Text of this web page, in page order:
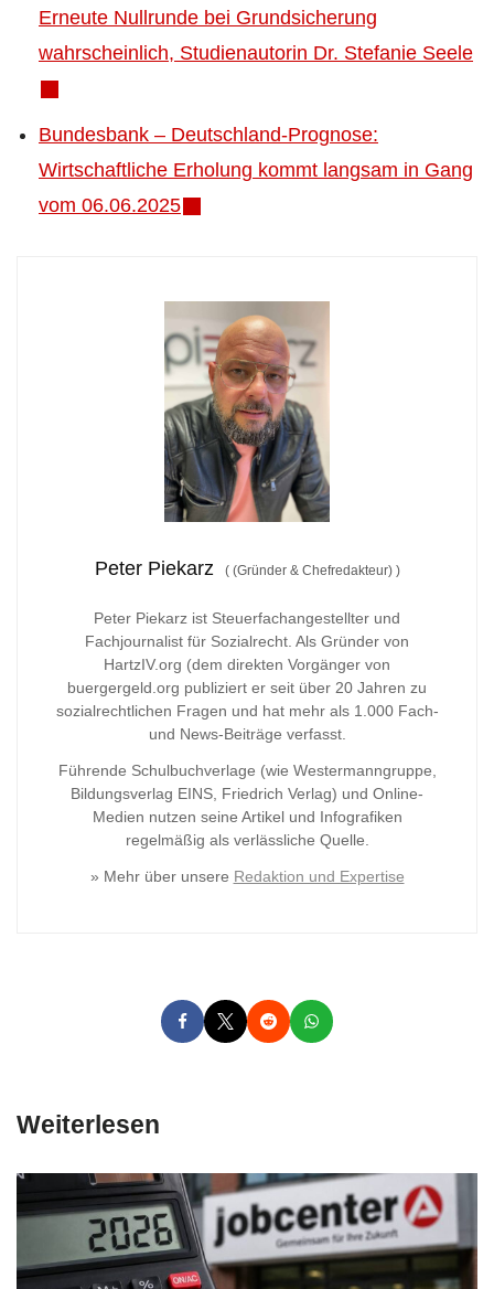
Erneute Nullrunde bei Grundsicherung
wahrscheinlich, Studienautorin Dr. Stefanie Seele
Bundesbank – Deutschland-Prognose:
Wirtschaftliche Erholung kommt langsam in Gang
vom 06.06.2025
Peter Piekarz ((Gründer & Chefredakteur) )
Peter Piekarz ist Steuerfachangestellter und
Fachjournalist für Sozialrecht. Als Gründer von
HartzIV.org (dem direkten Vorgänger von
buergergeld.org publiziert er seit über 20 Jahren zu
sozialrechtlichen Fragen und hat mehr als 1.000 Fach-
und News-Beiträge verfasst.
Führende Schulbuchverlage (wie Westermanngruppe,
Bildungsverlag EINS, Friedrich Verlag) und Online-
Medien nutzen seine Artikel und Infografiken
regelmäßig als verlässliche Quelle.
» Mehr über unsere Redaktion und Expertise
Weiterlesen